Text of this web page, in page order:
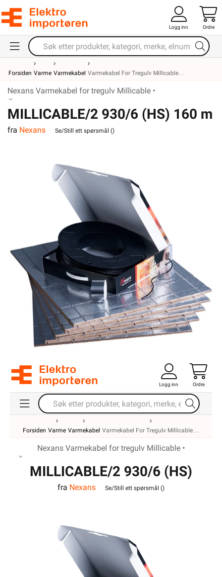
Logg inn Ordre
Forsiden Varme Varmekabel Varmekabel For Tregulv Millicable
Nexans Varmekabel for tregulv Millicable •
MILLICABLE/2 930/6 (HS) 160 m
16 kvm
fra Nexans Se/Still ett spørsmål ()
Logg inn Ordre
Forsiden Varme Varmekabel Varmekabel For Tregulv Millicable
Nexans Varmekabel for tregulv Millicable •
MILLICABLE/2 930/6 (HS)
160 m 16 kvm
fra Nexans Se/Still ett spørsmål ()